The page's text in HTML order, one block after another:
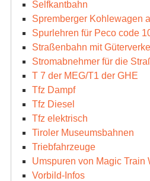
Selfkantbahn
Spremberger Kohlewagen
Spurlehren für Peco code
Straßenbahn mit
Stromabnehmer für die
T 7 der MEG/T1 der GHE
Tfz Dampf
Tfz Diesel
Tfz elektrisch
Tiroler Museumsbahnen
Triebfahrzeuge
Umspuren von Magic Train
Vorbild-Infos